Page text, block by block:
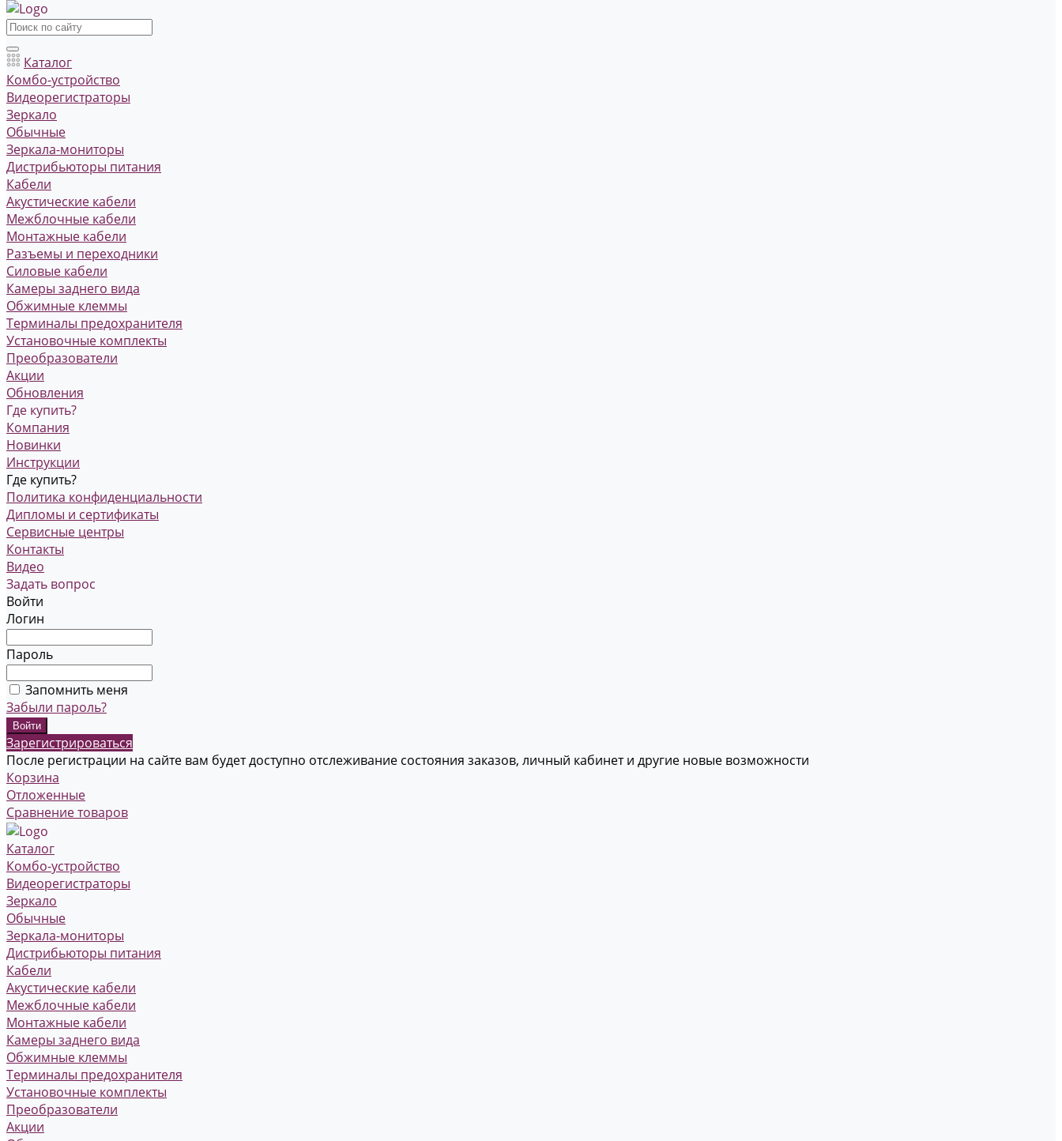
Каталог
Комбо-устройство
Видеорегистраторы
Зеркало
Обычные
Зеркала-мониторы
Дистрибьюторы питания
Кабели
Акустические кабели
Межблочные кабели
Монтажные кабели
Разъемы и переходники
Силовые кабели
Камеры заднего вида
Обжимные клеммы
Терминалы предохранителя
Установочные комплекты
Преобразователи
Акции
Обновления
Где купить?
Компания
Новинки
Инструкции
Где купить?
Политика конфиденциальности
Дипломы и сертификаты
Сервисные центры
Контакты
Видео
Задать вопрос
Войти
Логин
Пароль
Запомнить меня
Забыли пароль?
Зарегистрироваться
После регистрации на сайте вам будет доступно отслеживание состояния заказов, личный кабинет и другие новые возможности
Корзина
Отложенные
Сравнение товаров
Каталог
Комбо-устройство
Видеорегистраторы
Зеркало
Обычные
Зеркала-мониторы
Дистрибьюторы питания
Кабели
Акустические кабели
Межблочные кабели
Монтажные кабели
Камеры заднего вида
Обжимные клеммы
Терминалы предохранителя
Установочные комплекты
Преобразователи
Акции